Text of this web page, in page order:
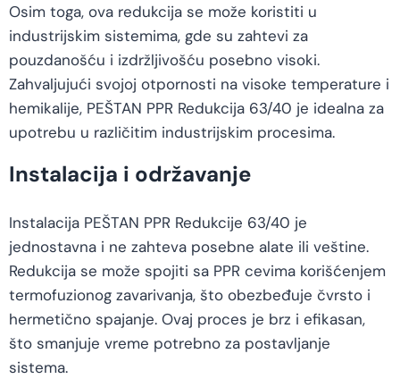
Osim toga, ova redukcija se može koristiti u
industrijskim sistemima, gde su zahtevi za
pouzdanošću i izdržljivošću posebno visoki.
Zahvaljujući svojoj otpornosti na visoke temperature i
hemikalije, PEŠTAN PPR Redukcija 63/40 je idealna za
upotrebu u različitim industrijskim procesima.
Instalacija i održavanje
Instalacija PEŠTAN PPR Redukcije 63/40 je
jednostavna i ne zahteva posebne alate ili veštine.
Redukcija se može spojiti sa PPR cevima korišćenjem
termofuzionog zavarivanja, što obezbeđuje čvrsto i
hermetično spajanje. Ovaj proces je brz i efikasan,
što smanjuje vreme potrebno za postavljanje
sistema.